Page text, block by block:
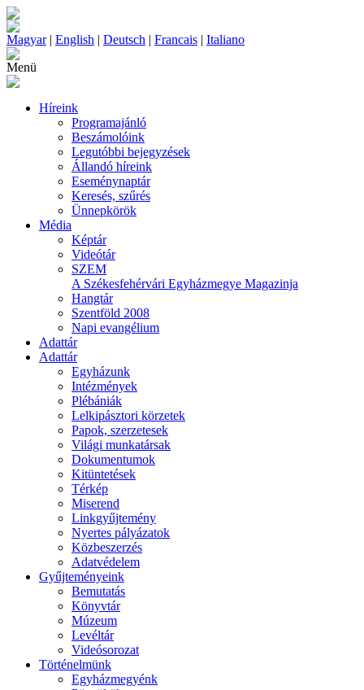
Magyar| English | Deutsch | Francais | Italiano
Menü
Híreink
Programajánló
Beszámolóink
Legutóbbi bejegyzések
Állandó híreink
Eseménynaptár
Keresés, szűrés
Ünnepkörök
Média
Képtár
Videótár
SZEM
A Székesfehérvári Egyházmegye Magazinja
Hangtár
Szentföld 2008
Napi evangélium
Adattár
Adattár
Egyházunk
Intézmények
Plébániák
Lelkipásztori körzetek
Papok, szerzetesek
Világi munkatársak
Dokumentumok
Kitüntetések
Térkép
Miserend
Linkgyűjtemény
Nyertes pályázatok
Közbeszerzés
Adatvédelem
Gyűjteményeink
Bemutatás
Könyvtár
Múzeum
Levéltár
Videósorozat
Történelmünk
Egyházmegyénk